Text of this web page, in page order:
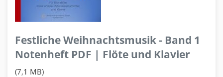
Festliche Weihnachtsmusik - Band 1
Notenheft PDF | Flöte und Klavier
(7,1 MB)